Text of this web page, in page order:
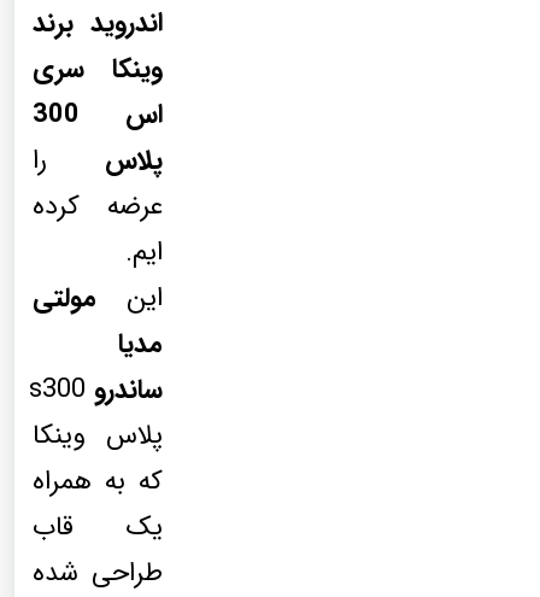
اندروید برند
وینکا سری
اس 300
پلاس را
عرضه کرده
ایم.
این مولتی
مدیا
ساندرو s300
پلاس وینکا
که به همراه
یک قاب
طراحی شده